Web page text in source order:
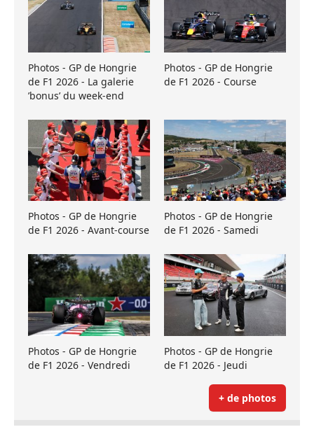
Photos - GP de Hongrie
de F1 2026 - La galerie
’bonus’ du week-end
Photos - GP de Hongrie
de F1 2026 - Course
Photos - GP de Hongrie
de F1 2026 - Avant-course
Photos - GP de Hongrie
de F1 2026 - Samedi
Photos - GP de Hongrie
de F1 2026 - Vendredi
Photos - GP de Hongrie
de F1 2026 - Jeudi
+ de photos